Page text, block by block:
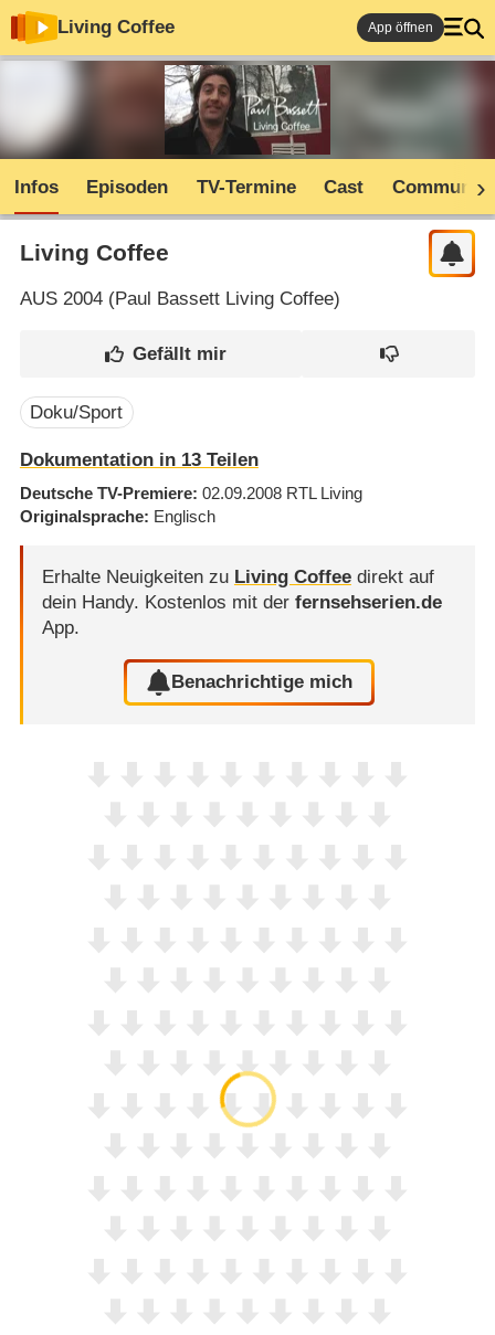
Living Coffee App öffnen
Infos Episoden TV-Termine Cast Community
Living Coffee
AUS2004 (Paul Bassett Living Coffee)
Doku/Sport
Dokumentation in 13 Teilen
Deutsche TV-Premiere 02.09.2008 RTL Living
Originalsprache Englisch
Erhalte Neuigkeiten zu Living Coffeedirekt auf
dein Handy. Kostenlos mit der fernsehserien.de
App.
Benachrichtige mich